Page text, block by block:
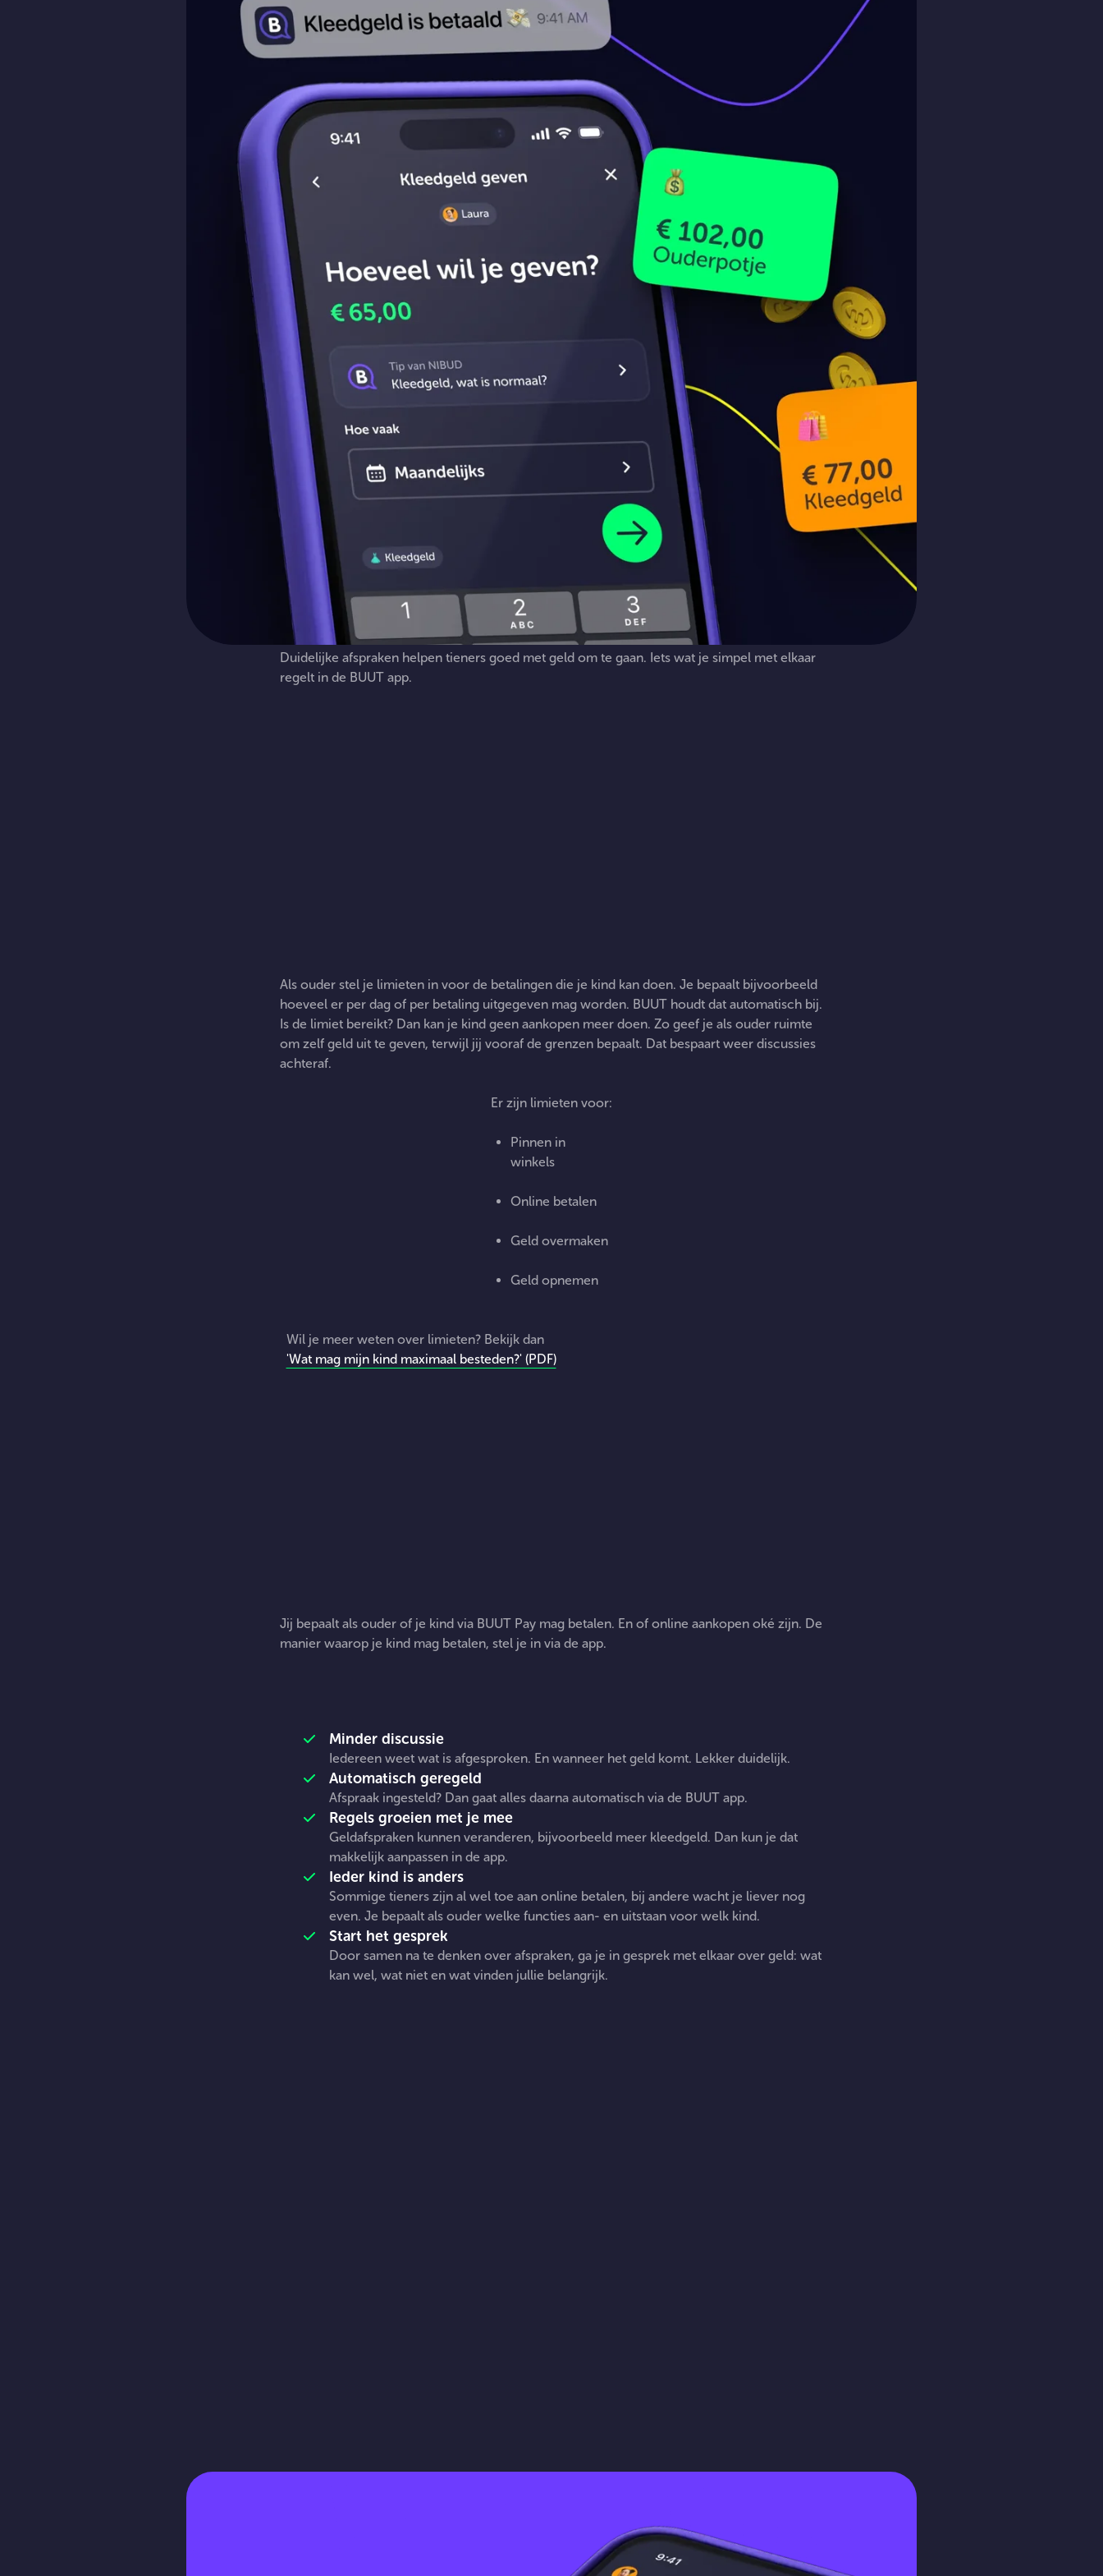
Duidelijke afspraken helpen tieners goed met geld om te gaan. Iets wat je simpel met elkaar
regelt in de BUUT app.
Als ouder stel je limieten in voor de betalingen die je kind kan doen. Je bepaalt bijvoorbeeld
hoeveel er per dag of per betaling uitgegeven mag worden. BUUT houdt dat automatisch bij.
Is de limiet bereikt? Dan kan je kind geen aankopen meer doen. Zo geef je als ouder ruimte
om zelf geld uit te geven, terwijl jij vooraf de grenzen bepaalt. Dat bespaart weer discussies
achteraf.
Er zijn limieten voor:
Pinnen in
winkels
Online betalen
Geld overmaken
Geld opnemen
Wil je meer weten over limieten? Bekijk dan
'Wat mag mijn kind maximaal besteden?' (PDF)
JOUW
AFSPRAKEN
Jij bepaalt als ouder of je kind via BUUT Pay mag betalen. En of online aankopen oké zijn. De
manier waarop je kind mag betalen, stel je in via de app.
zijn:
Minder discussie
Iedereen weet wat is afgesproken. En wanneer het geld komt. Lekker duidelijk.
Automatisch geregeld
Afspraak ingesteld? Dan gaat alles daarna automatisch via de BUUT app.
Regels groeien met je mee
Geldafspraken kunnen veranderen, bijvoorbeeld meer kleedgeld. Dan kun je dat
makkelijk aanpassen in de app.
Ieder kind is anders
Sommige tieners zijn al wel toe aan online betalen, bij andere wacht je liever nog
even. Je bepaalt als ouder welke functies aan- en uitstaan voor welk kind.
Start het gesprek
Door samen na te denken over afspraken, ga je in gesprek met elkaar over geld: wat
kan wel, wat niet en wat vinden jullie belangrijk.